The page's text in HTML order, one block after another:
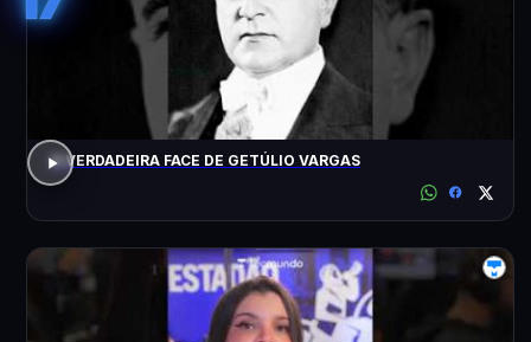
A VERDADEIRA FACE DE GETÚLIO VARGAS